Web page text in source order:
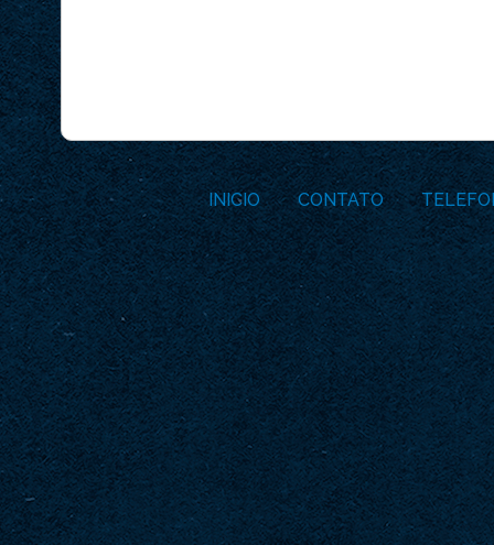
INICIO CONTATO